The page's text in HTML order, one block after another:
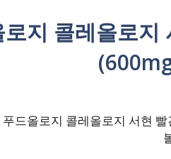
지 콜레올로지
드올로지 콜레올로지 서현